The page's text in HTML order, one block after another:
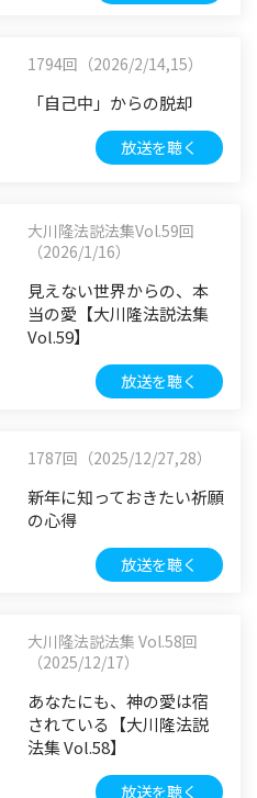
1794回（2026/2/14,15）
「自己中」からの脱却
放送を聴く
大川隆法説法集Vol.59回
（2026/1/16）
見えない世界からの、本
当の愛【大川隆法説法集
Vol.59】
放送を聴く
1787回（2025/12/27,28）
新年に知っておきたい祈願
の心得
放送を聴く
大川隆法説法集 Vol.58回
（2025/12/17）
あなたにも、神の愛は宿
されている【大川隆法説
法集 Vol.58】
放送を聴く